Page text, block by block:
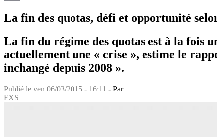
La fin des quotas, défi et opportunité
La fin du régime des quotas est à la fois
actuellement une « crise », estime le
inchangé depuis 2008 ».
Publié le ven 06/03/2015 - 16:11 - Par
FXS